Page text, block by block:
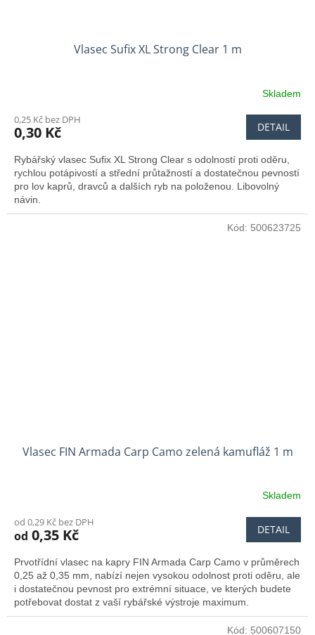
Vlasec Sufix XL Strong Clear 1 m
Skladem
0,25 Kč bez DPH
0,30 Kč DETAIL
Rybářský vlasec Sufix XL Strong Clear s odolností proti oděru,
rychlou potápivostí a střední průtažností a dostatečnou pevností
pro lov kaprů, dravců a dalších ryb na položenou. Libovolný
návin.
Vlasec FIN Armada Carp Camo zelená kamufláž 1 m
Skladem
od 0,29 Kč bez DPH
od 0,35 Kč DETAIL
Prvotřídní vlasec na kapry FIN Armada Carp Camo v průměrech
0,25 až 0,35 mm, nabízí nejen vysokou odolnost proti oděru, ale
i dostatečnou pevnost pro extrémní situace, ve kterých budete
potřebovat dostat z vaší rybářské výstroje maximum.
Kód: 500623725
Kód: 500607150